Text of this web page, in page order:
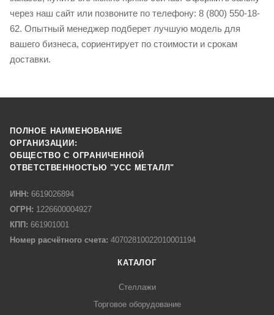
через наш сайт или позвоните по телефону: 8 (800) 550-18-
62. Опытный менеджер подберет лучшую модель для
вашего бизнеса, сориентирует по стоимости и срокам
доставки.
ПОЛНОЕ НАИМЕНОВАНИЕ
ОРГАНИЗАЦИИ:
ОБЩЕСТВО С ОГРАНИЧЕННОЙ
ОТВЕТСТВЕННОСТЬЮ "УСС МЕТАЛЛ"
ИНН: 6619026894
ОГРН: 1226600004927
КПП: 661901001
Номер расчётного счета: 40702810022010001194
КАТАЛОГ
Стеллажи
Торговое оборудование